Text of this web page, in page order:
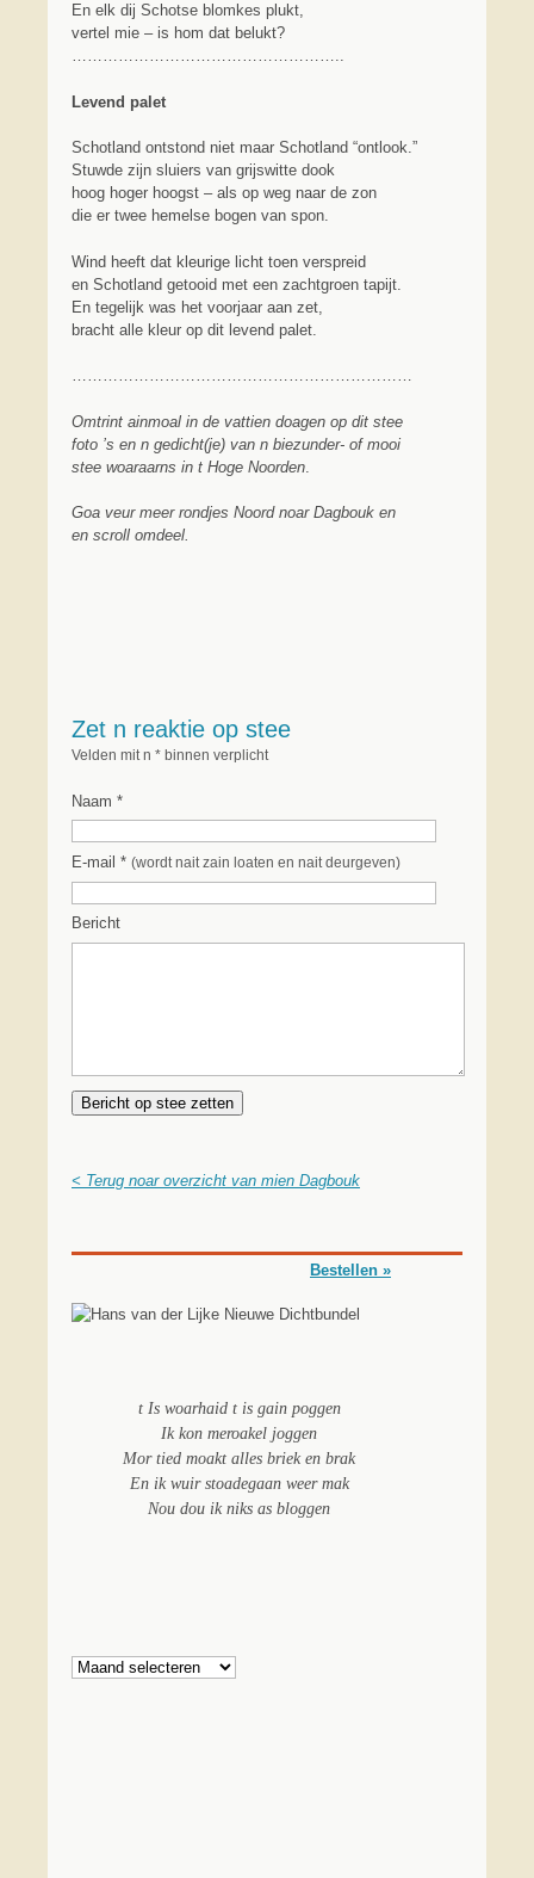
En elk dij Schotse blomkes plukt,
vertel mie – is hom dat belukt?
……………………………………………..
Levend palet
Schotland ontstond niet maar Schotland “ontlook.”
Stuwde zijn sluiers van grijswitte dook
hoog hoger hoogst – als op weg naar de zon
die er twee hemelse bogen van spon.
Wind heeft dat kleurige licht toen verspreid
en Schotland getooid met een zachtgroen tapijt.
En tegelijk was het voorjaar aan zet,
bracht alle kleur op dit levend palet.
…………………………………………………………
Omtrint ainmoal in de vattien doagen op dit stee
foto ’s en n gedicht(je) van n biezunder- of mooi
stee woaraarns in t Hoge Noorden
Goa veur meer rondjes Noord noar Dagbouk en
en scroll omdeel.
Zet n reaktie op stee
Velden mit n * binnen verplicht
Naam *
E-mail * (wordt nait zain loaten en nait deurgeven)
Bericht
< Terug noar overzicht van mien Dagbouk
Bestellen »
t Is woarhaid t is gain poggen
Ik kon meroakel joggen
Mor tied moakt alles briek en brak
En ik wuir stoadegaan weer mak
Nou dou ik niks as bloggen
Archief